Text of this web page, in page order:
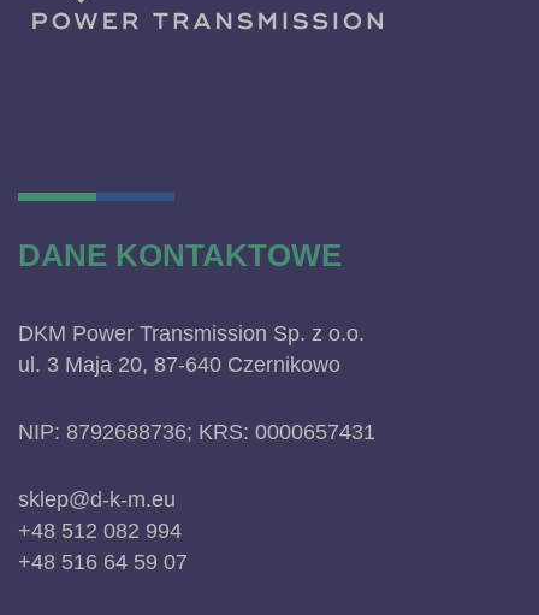
DANE KONTAKTOWE
DKM Power Transmission Sp. z o.o.
ul. 3 Maja 20, 87-640 Czernikowo
NIP: 8792688736; KRS: 0000657431
sklep@d-k-m.eu
+48 512 082 994
+48 516 64 59 07